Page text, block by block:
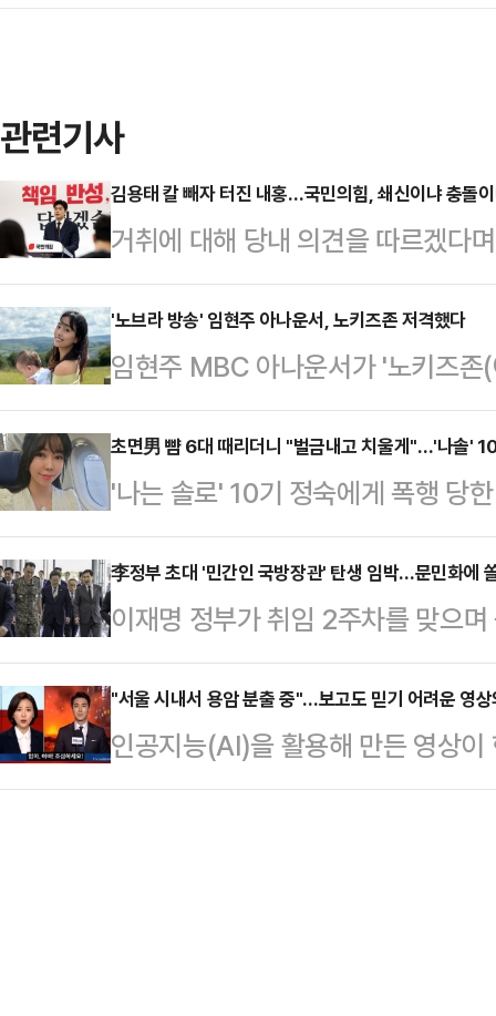
관련기사
김용태 칼 빼자 터진 내홍…국민의힘, 쇄신이냐 충돌
거취에 대해 당내 의견을 따르겠다
책위원장이 임기 연장 의지와 대선
선언하면서 국민의힘 내홍이 또다
의 환영이 정면으로 충돌하며, 당내
이다.김용태 위원장은 8일 국회 본
차기 지도부 선출을 위한 전당대회
보 교체 논란에 대해 철저히 진상을
계엄과 대통령 탄핵의 상처,…
'노브라 방송' 임현주 아나운서, 노키즈존 저격했다
임현주 MBC 아나운서가 '노키즈
다.1일 임현주는 자신의 소셜미디
카페에서 '노키즈존'이란 안내를 받
딸을 태우고 들어가려 했는데 주차
존이라며 다른 카페를 알려줬다"면
반가워하는 시선도 많은데, 왜 아이
했다.임현주는 한 공원에서 유모차
온 김에 찾…
초면男 뺨 6대 때리더니 "벌금내고 치울게"…'나솔'
'나는 솔로' 10기 정숙에게 폭행 당
실이 알려졌다.지난 6일 JTBC '사
3일 대구에서 귀가하려고 거리에
붙었다.당시 A씨는 택시를 타기 위
가 동일 택시의 뒷문을 열었다.이
요"라고 했다. 그러자 여성이 갑자
는 증거를 남겨야 한다는 생각에 당
라…
李정부 초대 '민간인 국방장관' 탄생 임박…문민화에
이재명 정부가 취임 2주차를 맞으
두하는 가운데 첫 국방부 장관 인선
되고 있다.12·3 비상계엄 당시 김
련해 '국방장관 문민화'를 후보 당
주목된다.李정부서 '민간 국방장관'
"서울 시내서 용암 분출 중"…보고도 믿기 어려운 영상
인공지능(AI)을 활용해 만든 영상
해지자 소셜미디어(SNS)를 중심